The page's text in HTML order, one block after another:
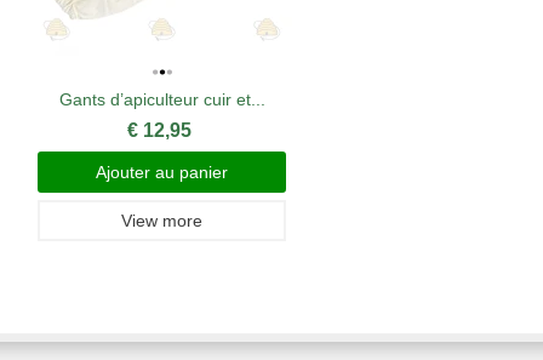
Gants d’apiculteur cuir et...
€ 12,95
Ajouter au panier
View more